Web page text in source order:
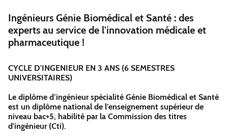
Ingénieurs Génie Biomédical et Santé : des
experts au service de l'innovation médicale et
pharmaceutique !
CYCLE D'INGENIEUR EN 3 ANS (6 SEMESTRES
UNIVERSITAIRES)
Le diplôme d’ingénieur spécialité Génie Biomédical et Santé
est un diplôme national de l’enseignement supérieur de
niveau bac+5, habilité par la Commission des titres
d'ingénieur (Cti).